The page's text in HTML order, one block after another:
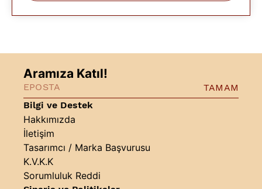
Bilgi ve Destek
Hakkımızda
İletişim
Tasarımcı / Marka Başvurusu
K.V.K.K
Sorumluluk Reddi
Aramıza Katıl!
TAMAM